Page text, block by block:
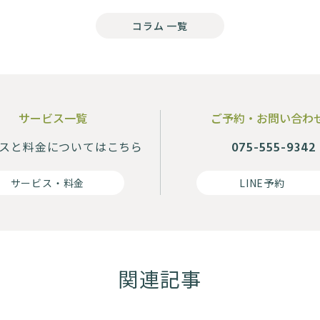
コラム 一覧
サービス一覧
と料金についてはこちら
サービス・料金
ご予約・お問い合わ
075-555-9342
LINE予約
関連記事